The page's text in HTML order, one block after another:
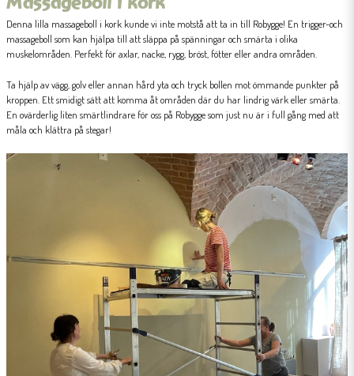
Denna lilla massageboll i kork kunde vi inte motstå att ta in till Robygge! En trigger-och
massageboll som kan hjälpa till att släppa på spänningar och smärta i olika
muskelområden. Perfekt för axlar, nacke, rygg, bröst, fötter eller andra områden.
Ta hjälp av vägg, golv eller annan hård yta och tryck bollen mot ömmande punkter på
kroppen. Ett smidigt sätt att komma åt områden där du har lindrig värk eller smärta.
En ovärderlig liten smärtlindrare för oss på Robygge som just nu är i full gång med att
måla och klättra på stegar!